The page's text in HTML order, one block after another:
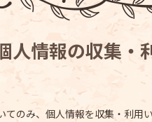
人情報の収集・
のみ、個人情報を収集・利用